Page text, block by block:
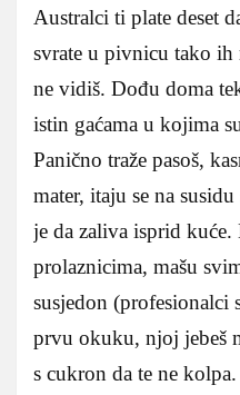
Australci ti plate deset
svrate u pivnicu tako ih
ne vidiš. Dođu doma
istin gaćama u kojima
Panično traže pasoš,
mater, itaju se na
je da zaliva isprid kuće.
prolaznicima, mašu
susjedon (profesionalci
prvu okuku, njoj jebeš
s cukron da te ne